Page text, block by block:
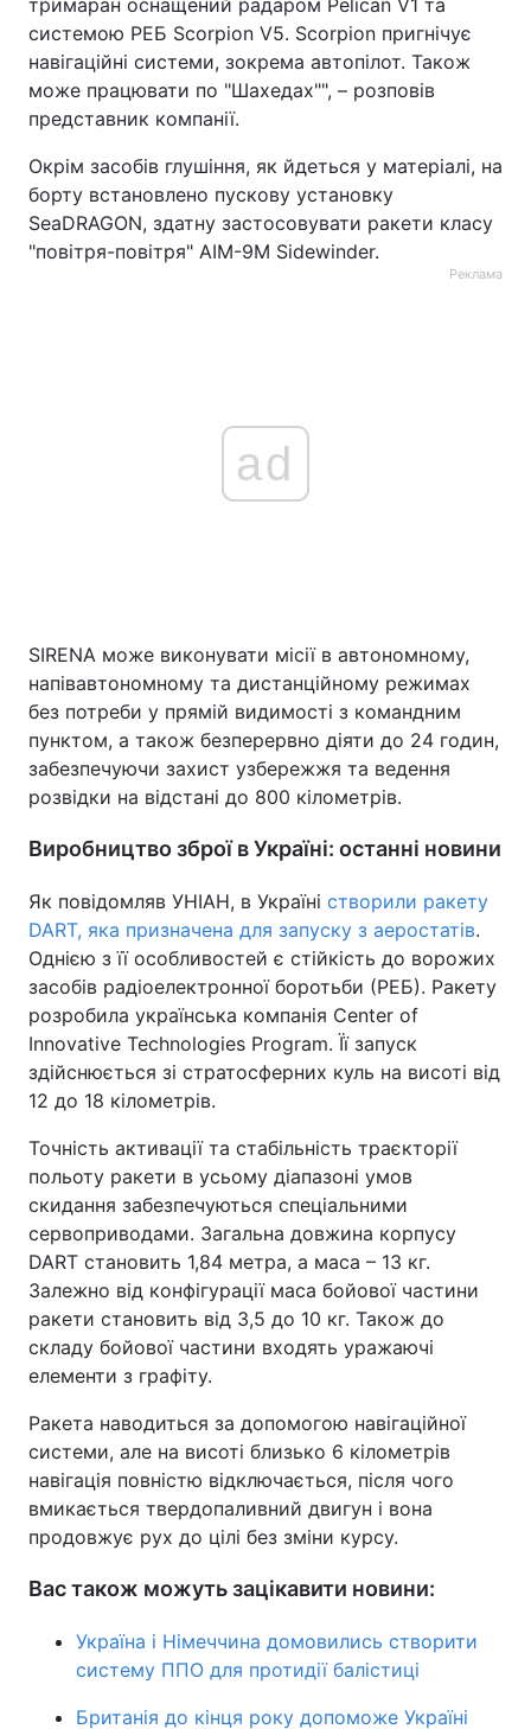
тримаран оснащений радаром Pelican V1 та
системою РЕБ Scorpion V5. Scorpion пригнічує
навігаційні системи, зокрема автопілот. Також
може працювати по "Шахедах"", – розповів
представник компанії.
Окрім засобів глушіння, як йдеться у матеріалі, на
борту встановлено пускову установку
SeaDRAGON, здатну застосовувати ракети класу
"повітря-повітря" AIM-9M Sidewinder.
Реклама
ad
SIRENA може виконувати місії в автономному,
напівавтономному та дистанційному режимах
без потреби у прямій видимості з командним
пунктом, а також безперервно діяти до 24 годин,
забезпечуючи захист узбережжя та ведення
розвідки на відстані до 800 кілометрів.
Виробництво зброї в Україні: останні новини
Як повідомляв УНІАН, в Україні створили ракету
DART, яка призначена для запуску з аеростатів.
Однією з її особливостей є стійкість до ворожих
засобів радіоелектронної боротьби (РЕБ). Ракету
розробила українська компанія Center of
Innovative Technologies Program. Її запуск
здійснюється зі стратосферних куль на висоті від
12 до 18 кілометрів.
Точність активації та стабільність траєкторії
польоту ракети в усьому діапазоні умов
скидання забезпечуються спеціальними
сервоприводами. Загальна довжина корпусу
DART становить 1,84 метра, а маса – 13 кг.
Залежно від конфігурації маса бойової частини
ракети становить від 3,5 до 10 кг. Також до
складу бойової частини входять уражаючі
елементи з графіту.
Ракета наводиться за допомогою навігаційної
системи, але на висоті близько 6 кілометрів
навігація повністю відключається, після чого
вмикається твердопаливний двигун і вона
продовжує рух до цілі без зміни курсу.
Вас також можуть зацікавити новини:
Україна і Німеччина домовились створити
систему ППО для протидії балістиці
Британія до кінця року допоможе Україні